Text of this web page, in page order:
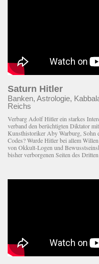
Saturn Hitler
Banken, Astrologie,
Reichs
Verbarg Adolf Hitler ein starkes
verband den berüchtigten Diktator
Kunsthistoriker Aby Warburg, Sohn
Codes? Wurde Hitler bei allem
von Okkult-Logen und
bisher verborgenen Seiten des